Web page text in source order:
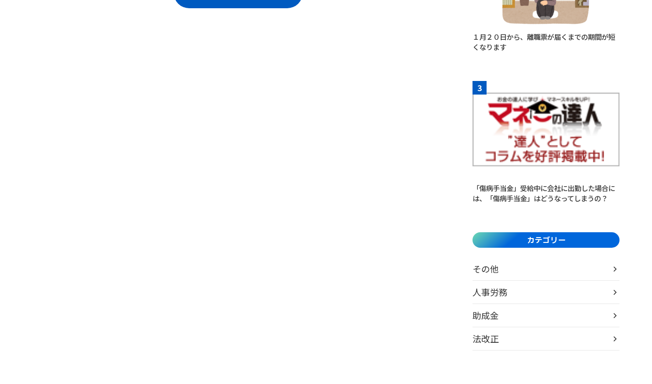
１月２０日から、離職票が届くまでの期間が短
くなります
3
「傷病手当金」受給中に会社に出勤した場合に
は、「傷病手当金」はどうなってしまうの？
カテゴリー
その他
人事労務
助成金
法改正